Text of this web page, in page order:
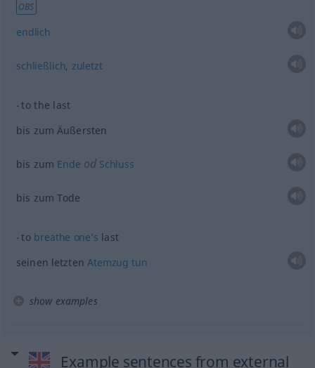
OBS
endlich
schließlich, zuletzt
to the last
bis zum Äußersten
bis zum Ende odSchluss
bis zum Tode
to breathe one’s last
seinen letztenAtemzug tun
show examples
Example sentences from external